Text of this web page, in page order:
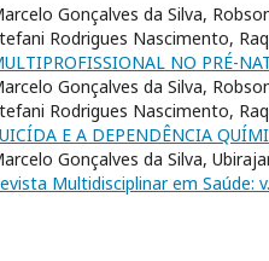
Gonçalves da Silva,
Rodrigues Nascimento,
NO PRÉ-
Gonçalves da Silva,
Rodrigues Nascimento,
E A DEPENDÊNCIA
Gonçalves da Silva,
Multidisciplinar em Saúde: